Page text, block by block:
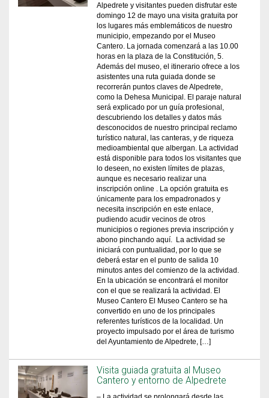
Alpedrete y visitantes pueden disfrutar este
domingo 12 de mayo una visita gratuita por
los lugares más emblemáticos de nuestro
municipio, empezando por el Museo
Cantero. La jornada comenzará a las 10.00
horas en la plaza de la Constitución, 5.
Además del museo, el itinerario ofrece a los
asistentes una ruta guiada donde se
recorrerán puntos claves de Alpedrete,
como la Dehesa Municipal. El paraje natural
será explicado por un guía profesional,
descubriendo los detalles y datos más
desconocidos de nuestro principal reclamo
turístico natural, las canteras, y de riqueza
medioambiental que albergan. La actividad
está disponible para todos los visitantes que
lo deseen, no existen límites de plazas,
aunque es necesario realizar una
inscripción online . La opción gratuita es
únicamente para los empadronados y
necesita inscripción en este enlace,
pudiendo acudir vecinos de otros
municipios o regiones previa inscripción y
abono pinchando aquí. La actividad se
iniciará con puntualidad, por lo que se
deberá estar en el punto de salida 10
minutos antes del comienzo de la actividad.
En la ubicación se encontrará el monitor
con el que se realizará la actividad. El
Museo Cantero El Museo Cantero se ha
convertido en uno de los principales
referentes turísticos de la localidad. Un
proyecto impulsado por el área de turismo
del Ayuntamiento de Alpedrete, […]
Visita guiada gratuita al Museo
Cantero y entorno de Alpedrete